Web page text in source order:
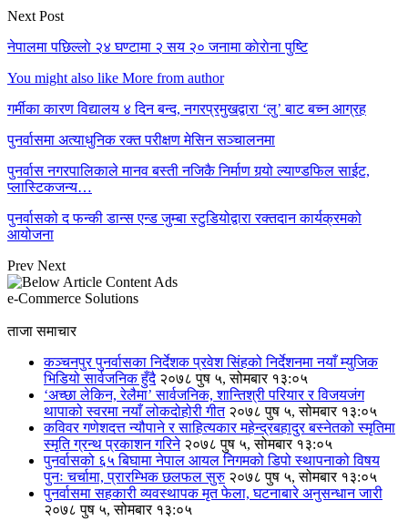
Next Post
नेपालमा पछिल्लाे २४ घण्टामा २ सय २० जनामा काेराेना पुष्टि
You might also like More from author
गर्मीका कारण विद्यालय ४ दिन बन्द, नगरप्रमुखद्वारा ‘लु’ बाट बच्न आग्रह
पुनर्वासमा अत्याधुनिक रक्त परीक्षण मेसिन सञ्चालनमा
पुनर्वास नगरपालिकाले मानव बस्ती नजिकै निर्माण गर्‍यो ल्याण्डफिल साईट,
प्लास्टिकजन्य…
पुनर्वासको द फन्की डान्स एन्ड जुम्बा स्टुडियोद्वारा रक्तदान कार्यक्रमको
आयोजना
Prev Next
e-Commerce Solutions
ताजा समाचार
कञ्चनपुर पुनर्वासका निर्देशक प्रवेश सिंहको निर्देशनमा नयाँ म्युजिक
भिडियो सार्वजनिक हुँदै २०७८ पुष ५, सोमबार १३:०५
‘अच्छा लेकिन, रेलैमा’ सार्वजनिक, शान्तिश्री परियार र विजयजंग
थापाको स्वरमा नयाँ लोकदोहोरी गीत २०७८ पुष ५, सोमबार १३:०५
कविवर गणेशदत्त न्यौपाने र साहित्यकार महेन्द्रबहादुर बस्नेतको स्मृतिमा
स्मृति ग्रन्थ प्रकाशन गरिने २०७८ पुष ५, सोमबार १३:०५
पुनर्वासको ६५ बिघामा नेपाल आयल निगमको डिपो स्थापनाको विषय
पुनः चर्चामा, प्रारम्भिक छलफल सुरु २०७८ पुष ५, सोमबार १३:०५
पुनर्वासमा सहकारी व्यवस्थापक मृत फेला, घटनाबारे अनुसन्धान जारी
२०७८ पुष ५, सोमबार १३:०५